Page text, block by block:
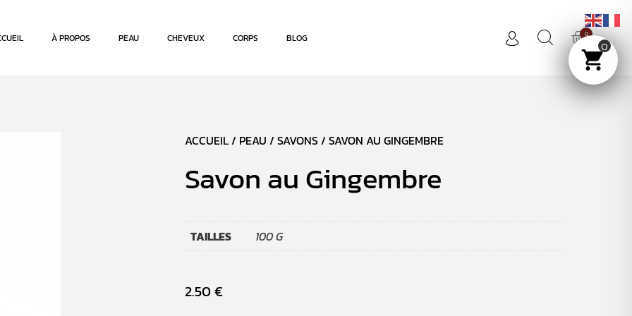
À PROPOS PEAU CHEVEUX CORPS BLOG 0
ACCUEIL/ PEAU / SAVONS/ SAVON AU GINGEMBRE
Savon au Gingembre
TAILLES 100 G
2.50€
0